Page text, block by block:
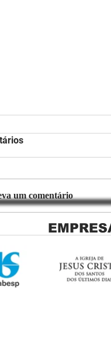
de Persiana Rolo
Perfeita no Link
um comentário